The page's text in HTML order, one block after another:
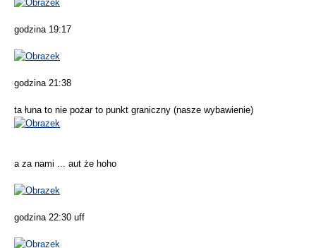
godzina 19:17
godzina 21:38
ta łuna to nie pożar to punkt graniczny (nasze wybawienie)
a za nami ... aut że hoho
godzina 22:30 uff